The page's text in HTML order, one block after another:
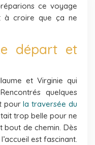
ce voyage
à croire que ça ne
départ et
et Virginie qui
quelques
pourla traversée du
trop belle pour ne
bout de chemin. Dès
est fascinant.